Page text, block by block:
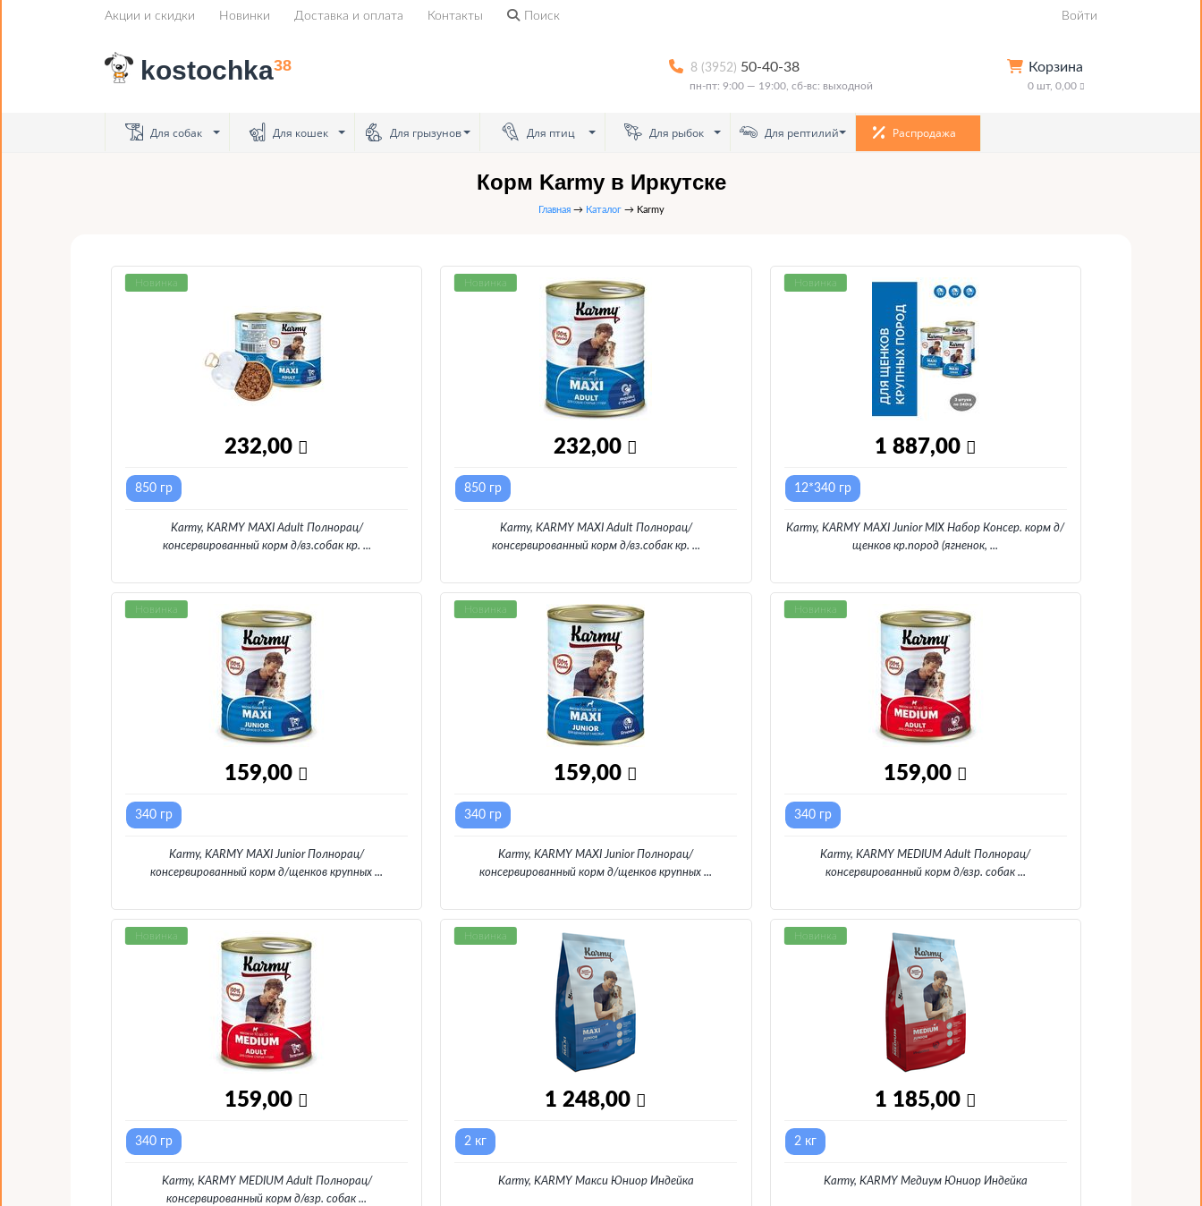
Акции и скидки Новинки Доставка и оплата Контакты Поиск Войти
kostochka38 Корзина
0 шт, 0,00
8 (3952) 50-40-38
пн-пт: 9:00 — 19:00, сб-вс: выходной
Для собак Для кошек Для грызунов Для птиц Для рыбок Для рептилий Распродажа
Корм Karmy в Иркутске
Главная→ Каталог→ Karmy
Новинка
232,00
850 гр
Karmy, KARMY MAXI Adult Полнорац/
консервированный корм д/вз.собак кр. ...
Новинка
232,00
850 гр
Karmy, KARMY MAXI Adult Полнорац/
консервированный корм д/вз.собак кр. ...
Новинка
1 887,00
12*340 гр
Karmy, KARMY MAXI Junior MIX Набор Консер. корм д/
щенков кр.пород (ягненок, ...
Новинка
159,00
340 гр
Karmy, KARMY MAXI Junior Полнорац/
консервированный корм д/щенков крупных ...
Новинка
159,00
340 гр
Karmy, KARMY MAXI Junior Полнорац/
консервированный корм д/щенков крупных ...
Новинка
159,00
340 гр
Karmy, KARMY MEDIUM Adult Полнорац/
консервированный корм д/взр. собак...
Новинка
159,00
340 гр
Karmy, KARMY MEDIUM Adult Полнорац/
консервированный корм д/взр. собак ...
Новинка
1 248,00
2 кг
Karmy, KARMY Макси Юниор Индейка
Новинка
1 185,00
2 кг
Karmy, KARMY Медиум Юниор Индейка